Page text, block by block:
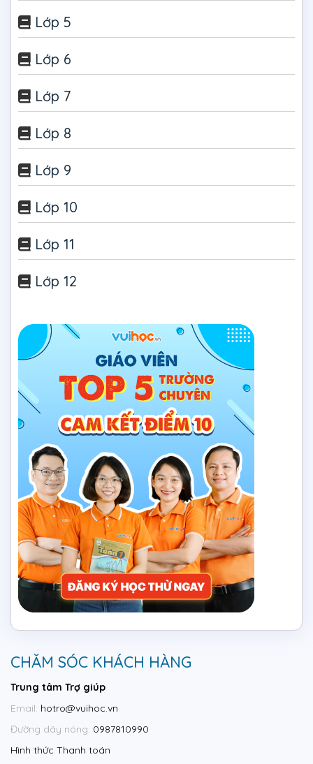
Lớp 5
Lớp 6
Lớp 7
Lớp 8
Lớp 9
Lớp 10
Lớp 11
Lớp 12
CHĂM SÓC KHÁCH HÀNG
Trung tâm Trợ giúp
Email: hotro@vuihoc.vn
Đường dây nóng: 0987810990
Hình thức Thanh toán